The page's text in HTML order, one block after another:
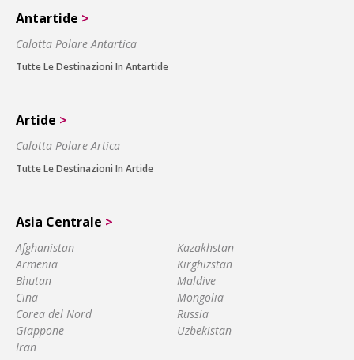
Antartide >
Calotta Polare Antartica
Tutte Le Destinazioni In Antartide
Artide >
Calotta Polare Artica
Tutte Le Destinazioni In Artide
Asia Centrale >
Afghanistan
Armenia
Bhutan
Cina
Corea del Nord
Giappone
Iran
Kazakhstan
Kirghizstan
Maldive
Mongolia
Russia
Uzbekistan